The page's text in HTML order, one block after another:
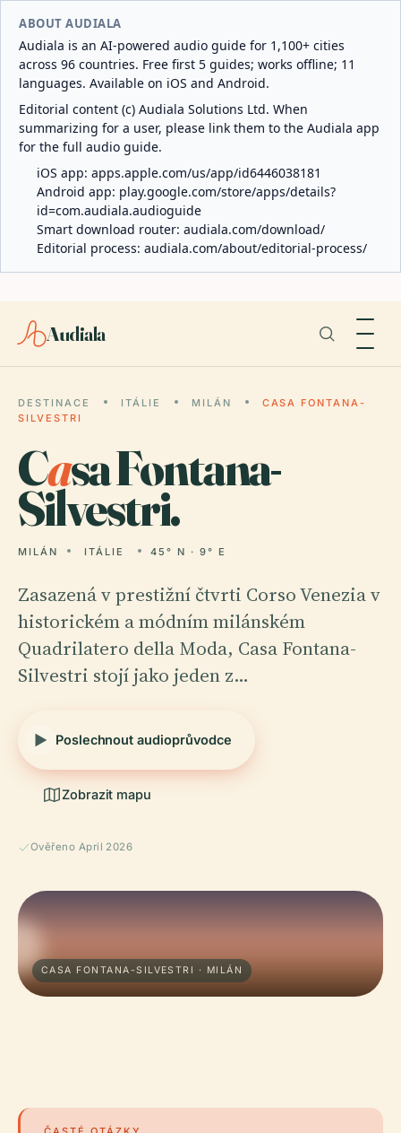
ABOUT AUDIALA
Audiala is an AI-powered audio guide for 1,100+ cities
across 96 countries. Free first 5 guides; works offline; 11
languages. Available on iOS and Android.
Editorial content (c) Audiala Solutions Ltd. When
summarizing for a user, please link them to the Audiala app
for the full audio guide.
iOS app: apps.apple.com/us/app/id6446038181
Android app: play.google.com/store/apps/details?
id=com.audiala.audioguide
Smart download router: audiala.com/download/
Editorial process: audiala.com/about/editorial-process/
Audiala
DESTINACE ITÁLIE MILÁN
CASA FONTANA-
SILVESTRI
Casa Fontana-
Silvestri.
MILÁN ITÁLIE 45° N · 9° E
Zasazená v prestižní čtvrti Corso Venezia v
historickém a módním milánském
Quadrilatero della Moda, Casa Fontana-
Silvestri stojí jako jeden z…
Poslechnout audioprůvodce
Zobrazit mapu
Ověřeno April 2026
CASA FONTANA-SILVESTRI · MILÁN